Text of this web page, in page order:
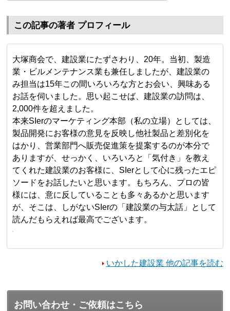
この記事の著者 プロフィール
大塚商会で、建設業にたずさわり、20年。当初、製造
業・ビルメンテナンス業も兼任しましたが、建設業の
み担当は15年この間いろいろな方とお会い、興味ある
お話を伺いました。思い起こせば、建設業の訪問は、
2,000件を超えました。
本来SIerのマーケティング本部（私の立場）としては、
製品開発にお客様の意見を反映し他社製品と差別化を
はかり、営業部門へ販売促進策を提案するのが本分で
ありますが、せっかく、いろいろと「気付き」を教え
てくれた建設業のお客様に、SIerとして心に残ったエピ
ソードをお話したいと思います。もちろん、プロの皆
様には、意に反していることも多々あるかと思います
が、そこは、しがないSIerの「建設業の与太話」として
読んだもらえれば最高でございます。
いかした建設業 他の記事を読む
お問い合わせ・ご依頼はこちら